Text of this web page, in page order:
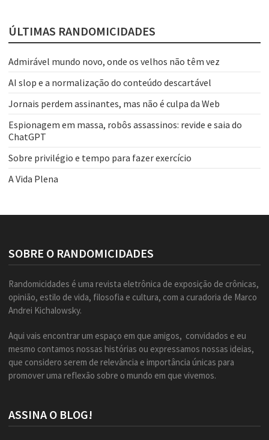
ÚLTIMAS RANDOMICIDADES
Admirável mundo novo, onde os velhos não têm vez
AI slop e a normalização do conteúdo descartável
Jornais perdem assinantes, mas não é culpa da Web
Espionagem em massa, robôs assassinos: revide e saia do
ChatGPT
Sobre privilégio e tempo para fazer exercício
A Vida Plena
SOBRE O RANDOMICIDADES
Randomicidades é uma revista eletrônica de exposição de crônicas,
opinião, estilo de vida, filosofia e cultura, com a curadoria de Marco
Andrei Kichalowsky.
Aqui vais encontrar um espaço em que amigos, convidados e eu
mesmo contamos nossas histórias ou expressamos nossas ideias,
que considero serem de relevância e importância únicas para
promover uma reflexão sobre o mundo em que vivemos.
ASSINA O BLOG!